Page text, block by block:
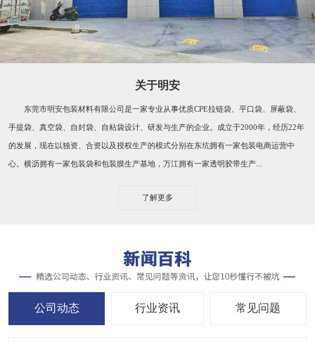
关于明安
东莞市明安包装材料有限公司是一家专业从事优质CPE拉链袋、平口袋、屏蔽袋、
手提袋、真空袋、自封袋、自粘袋设计、研发与生产的企业。成立于2000年，经历22年
的发展，现在以独资、合资以及授权生产的模式分别在东坑拥有一家包装电商运营中
心。横沥拥有一家包装袋和包装膜生产基地，万江拥有一家透明胶带生产...
了解更多
公司动态 行业资讯 常见问题